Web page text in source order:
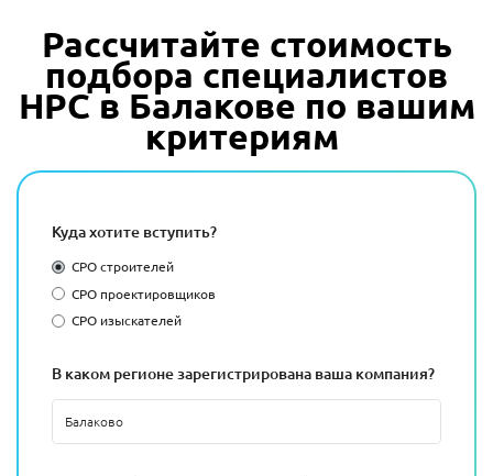
Рассчитайте стоимость
подбора специалистов
НРС в Балакове по вашим
критериям
Куда хотите вступить?
СРО строителей
СРО проектировщиков
СРО изыскателей
В каком регионе зарегистрирована ваша компания?